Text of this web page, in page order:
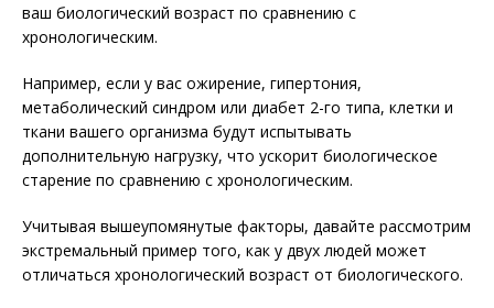
ваш биологический возраст по сравнению с
хронологическим.
Например, если у вас ожирение, гипертония,
метаболический синдром или диабет 2-го типа, клетки и
ткани вашего организма будут испытывать
дополнительную нагрузку, что ускорит биологическое
старение по сравнению с хронологическим.
Учитывая вышеупомянутые факторы, давайте рассмотрим
экстремальный пример того, как у двух людей может
отличаться хронологический возраст от биологического.